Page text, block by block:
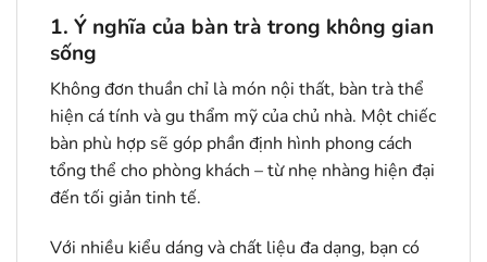
1. Ý nghĩa của bàn trà trong không gian
sống
Không đơn thuần chỉ là món nội thất, bàn trà thể
hiện cá tính và gu thẩm mỹ của chủ nhà. Một chiếc
bàn phù hợp sẽ góp phần định hình phong cách
tổng thể cho phòng khách – từ nhẹ nhàng hiện đại
đến tối giản tinh tế.
Với nhiều kiểu dáng và chất liệu đa dạng, bạn có